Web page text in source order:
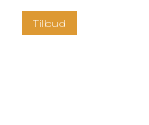
Tilbud